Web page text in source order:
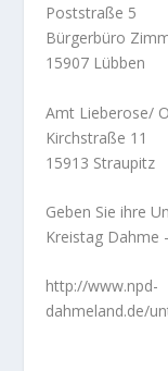
Poststraße 5
Bürgerbüro
15907 Lübben
Amt Lieberose/
Kirchstraße 11
15913 Straupitz
Geben Sie ihre
Kreistag Dahme
http://www.npd-
dahmeland.de/